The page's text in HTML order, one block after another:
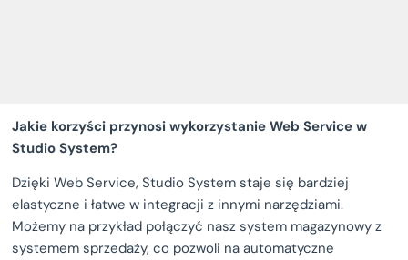
Jakie korzyści przynosi wykorzystanie Web Service w
Studio System?
Dzięki Web Service, Studio System staje się bardziej
elastyczne i łatwe w integracji z innymi narzędziami.
Możemy na przykład połączyć nasz system magazynowy z
systemem sprzedaży, co pozwoli na automatyczne